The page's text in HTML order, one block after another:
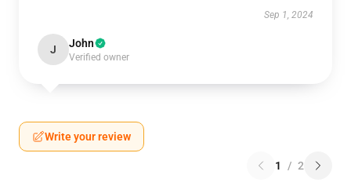
Sep 1, 2024
J John
Verified owner
Write your review
1 / 2